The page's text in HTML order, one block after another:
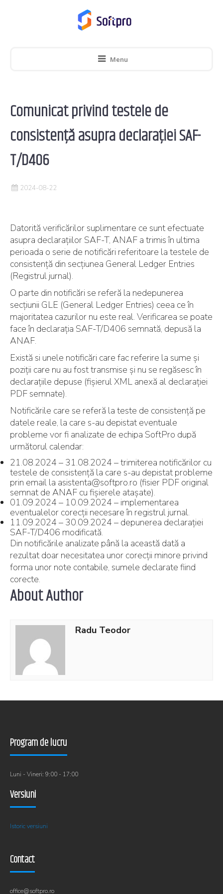
Menu
Comunicat privind testele de
consistență asupra declarației SAF-
T/D406
2024-08-22
Datorită verificărilor suplimentare ce sunt efectuate
asupra declarațiilor SAF-T, ANAF a trimis în ultima
perioada o serie de notificări referitoare la testele de
consistență din secțiunea General Ledger Entries
(Registrul jurnal).
O parte din notificări se referă la nedepunerea
secțiunii GLE (General Ledger Entries) ceea ce în
majoritatea cazurilor nu este real. Verificarea se poate
face în declarația SAF-T/D406 semnată, depusă la
ANAF.
Există si unele notificări care fac referire la sume și
poziții care nu au fost transmise și nu se regăsesc în
declarațiile depuse (fișierul XML anexă al declarației
PDF semnate).
Notificările care se referă la teste de consistență pe
datele reale, la care s-au depistat eventuale
probleme vor fi analizate de echipa SoftPro după
următorul calendar:
21.08.2024 – 31.08.2024 – trimiterea notificărilor cu
testele de consistență la care s-au depistat probleme
prin email la asistenta@softpro.ro (fisier PDF original
semnat de ANAF cu fișierele atașate).
01.09.2024 – 10.09.2024 – implementarea
eventualelor corecții necesare în registrul jurnal.
11.09.2024 – 30.09.2024 – depunerea declarației
SAF-T/D406 modificată.
Din notificările analizate până la această dată a
rezultat doar necesitatea unor corecții minore privind
forma unor note contabile, sumele declarate fiind
corecte.
About Author
Radu Teodor
Program de lucru
Luni - Vineri: 9:00 - 17:00
Versiuni
Istoric versiuni
Contact
office@softpro.ro